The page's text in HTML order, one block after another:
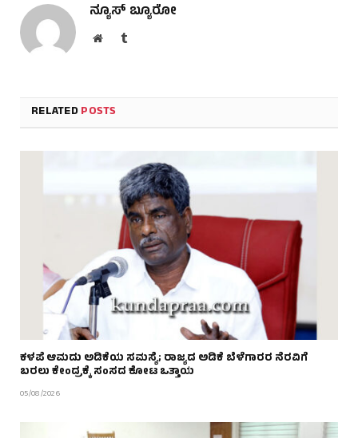
ನ್ಯೂಸ್ ಬ್ಯೂರೋ
WebsiteTumblr
RELATEDPOSTS
ಕಳಪೆ ಆಮದು ಅಡಿಕೆಯ ಸಮಸ್ಯೆ; ರಾಜ್ಯದ ಅಡಿಕೆ ಬೆಳೆಗಾರರ ನೆರವಿಗೆ
ಬರಲು ಕೇಂದ್ರಕ್ಕೆ ಸಂಸದ ಕೋಟ ಒತ್ತಾಯ
05/08/2026